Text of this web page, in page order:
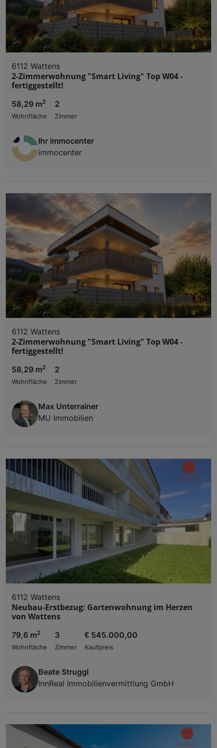
6112 Wattens
2-Zimmerwohnung "Smart Living" Top W04 -
fertiggestellt!
58,29 m2
Wohnfläche
2
Zimmer
Ihr immocenter
immocenter
6112 Wattens
2-Zimmerwohnung "Smart Living" Top W04 -
fertiggestellt!
58,29 m2
Wohnfläche
2
Zimmer
Max Unterrainer
MU Immobilien
6112 Wattens
Neubau-Erstbezug: Gartenwohnung im Herzen
von Wattens
79,6 m2
Wohnfläche
3
Zimmer
€ 545.000,00
Kaufpreis
Beate Struggl
InnReal Immobilienvermittlung GmbH